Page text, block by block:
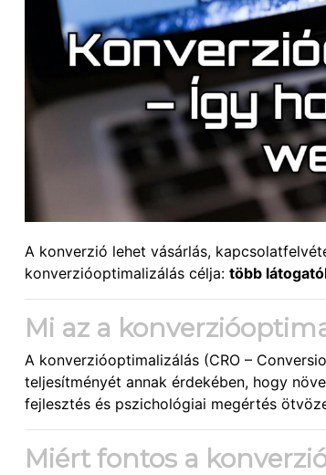
A konverzió lehet vásárlás,
konverzióoptimalizálás célja: több
Mi az a
A konverzióoptimalizálás (CRO –
teljesítményét annak érdekében, hogy
fejlesztés és pszichológiai megértés
Miért fontos a